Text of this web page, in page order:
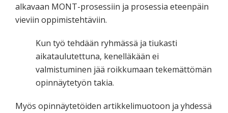
alkavaan MONT-prosessiin ja prosessia eteenpäin
vieviin oppimistehtäviin.
Kun työ tehdään ryhmässä ja tiukasti
aikataulutettuna, kenelläkään ei
valmistuminen jää roikkumaan tekemättömän
opinnäytetyön takia.
Myös opinnäytetöiden artikkelimuotoon ja yhdessä